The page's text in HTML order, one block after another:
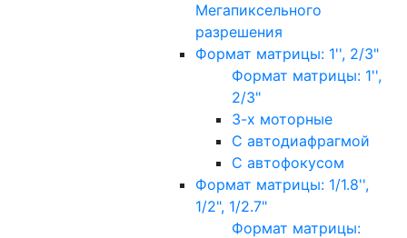
Мегапиксельного
разрешения
Формат матрицы: 1'', 2/3"
Формат матрицы: 1'',
2/3"
3-х моторные
С автодиафрагмой
С автофокусом
Формат матрицы: 1/1.8'',
1/2", 1/2.7"
Формат матрицы: